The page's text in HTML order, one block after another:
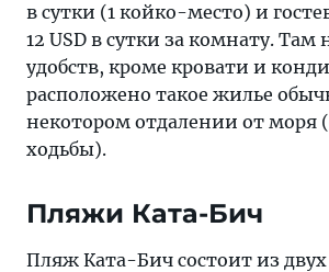
в сутки (1 койко-место) и
12 USD в сутки за комнату. Там
удобств, кроме кровати и
расположено такое жилье
некотором отдалении от моря
ходьбы).
Пляжи Ката-Бич
Пляж Ката-Бич состоит из двух